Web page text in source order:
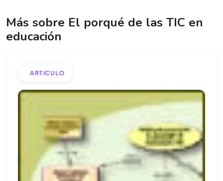
Más sobre El porqué de las TIC en
educación
ARTICULO